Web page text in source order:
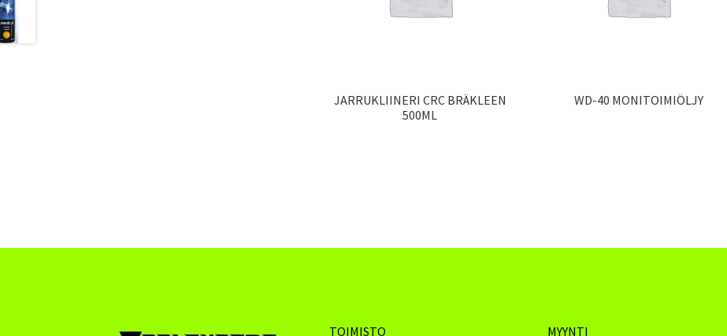
JARRUKLIINERI CRC BRÄKLEEN
500ML
WD-40 MONITOIMIÖLJY
TOIMISTO MYYNTI